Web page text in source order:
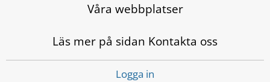
Våra webbplatser
Läs mer på sidan Kontakta oss
Logga in